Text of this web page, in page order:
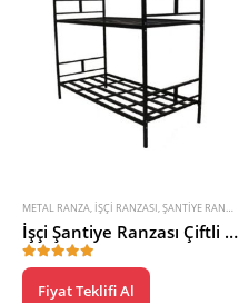
METAL RANZA, İŞÇI RANZASI,ŞANTIYE RANZASI
İşçi Şantiye Ranzası Çiftli 90X190
4.835 üzerinden
Fiyat Teklifi Al